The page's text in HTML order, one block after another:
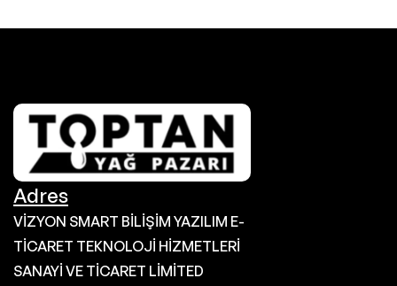
Adres
VİZYON SMART BİLİŞİM YAZILIM E-
TİCARET TEKNOLOJİ HİZMETLERİ
SANAYİ VE TİCARET LİMİTED